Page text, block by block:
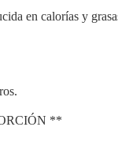
en calorías y
**